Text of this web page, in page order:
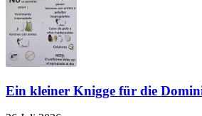
Ein kleiner Knigge für die